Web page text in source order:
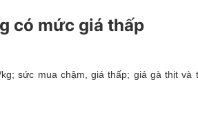
có mức giá thấp
sức mua chậm, giá thấp; giá gà thịt và